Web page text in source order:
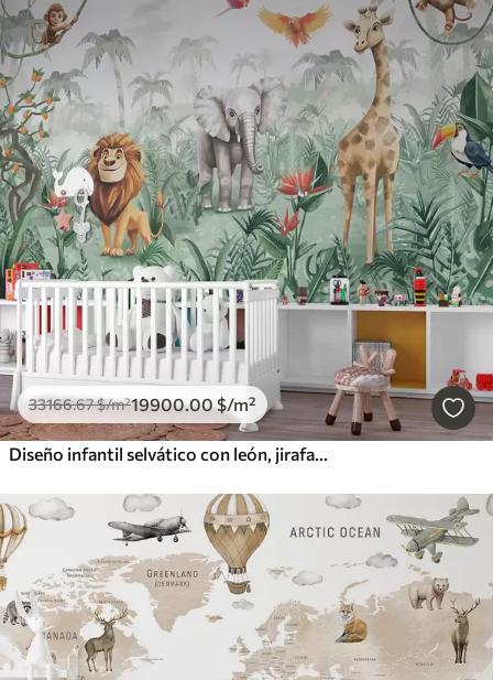
33166.67$/m²19900.00$/m²
Diseño infantil selvático con león, jirafa, elefante y loros